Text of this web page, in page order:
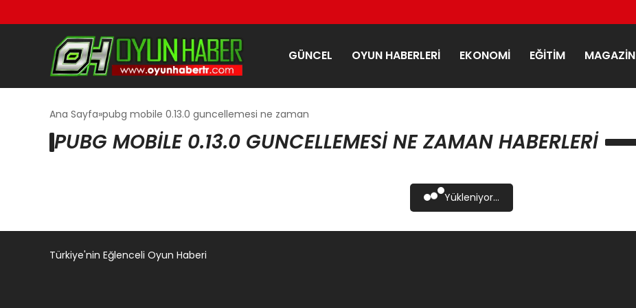
GÜNCEL OYUN HABERLERI EKONOMI EĞITIM MAGAZIN
Ana Sayfa pubg mobile 0.13.0 guncellemesi ne zaman
PUBG MOBILE 0.13.0 GUNCELLEMESI NE ZAMAN HABERLERI
Yükleniyor...
Türkiye'nin Eğlenceli Oyun Haberi